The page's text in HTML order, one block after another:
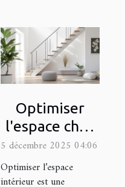
Optimiser
l'espace chez
soi : est-ce
possible avec
un monte-
5 décembre 2025 04:06
Optimiser l’espace
intérieur est une